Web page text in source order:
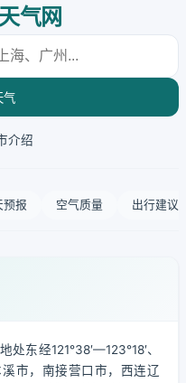
气网
气
介绍
预报 空气质量 出行建议
东经121°38′—123°18′、
市，南接营口市，西连辽